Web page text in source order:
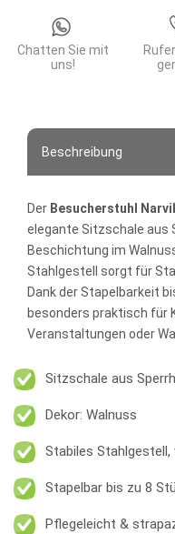
Walnuss
Obejktbereich
Chatten Sie mit
uns!
Beschreibung
Der Besucherstuhl
elegante Sitzschale aus
Beschichtung im
Stahlgestell sorgt für
Dank der Stapelbarkeit
besonders praktisch für
Veranstaltungen oder
Sitzschale aus
Dekor: Walnuss
Stabiles
Stapelbar bis zu 8
Pflegeleicht &